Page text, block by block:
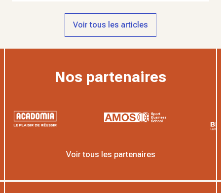
Voir tous les articles
Nos partenaires
Voir tous les partenaires